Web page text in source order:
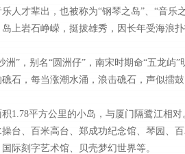
人才辈出，也被称为“钢琴之岛”、“音乐
上岩石峥嵘，挺拔雄秀，因长年受海浪
”，别名“圆洲仔”，南宋时期命“五龙屿”
石，每当涨潮水涌，浪击礁石，声似擂
平方公里的小岛，与厦门隔鹭江相对
台、百米高台、郑成功纪念馆、琴园、
际刻字艺术馆、贝壳梦幻世界等。